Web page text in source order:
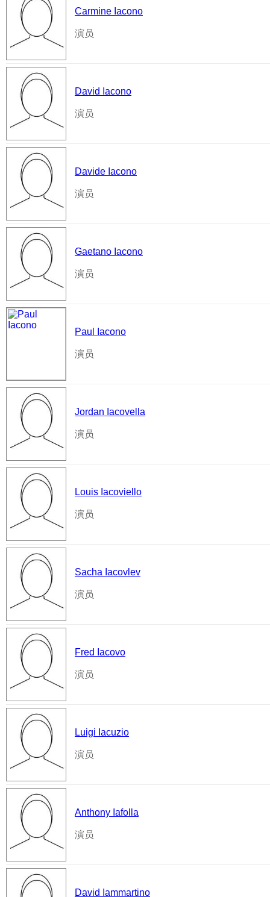
Carmine Iacono
演员
David Iacono
演员
Davide Iacono
演员
Gaetano Iacono
演员
Paul Iacono
演员
Jordan Iacovella
演员
Louis Iacoviello
演员
Sacha Iacovlev
演员
Fred Iacovo
演员
Luigi Iacuzio
演员
Anthony Iafolla
演员
David Iammartino